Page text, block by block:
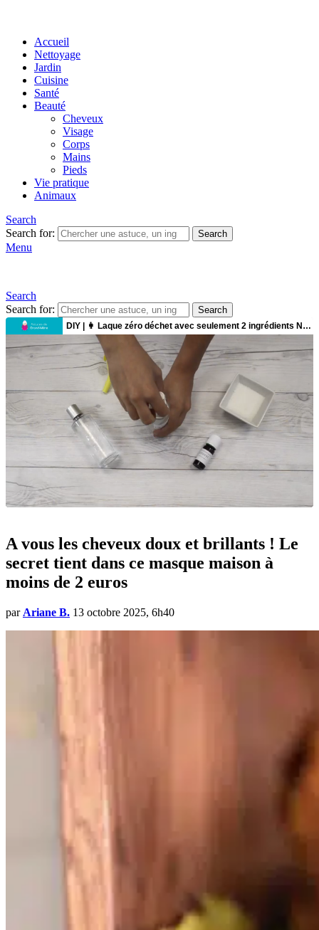
Accueil
Nettoyage
Jardin
Cuisine
Santé
Beauté
Cheveux
Visage
Corps
Mains
Pieds
Vie pratique
Animaux
Search
Search for:
Search
Menu
Search
Search for:
Search
A vous les cheveux doux et brillants ! Le
secret tient dans ce masque maison à
moins de 2 euros
par Ariane B. 13 octobre 2025, 6h40